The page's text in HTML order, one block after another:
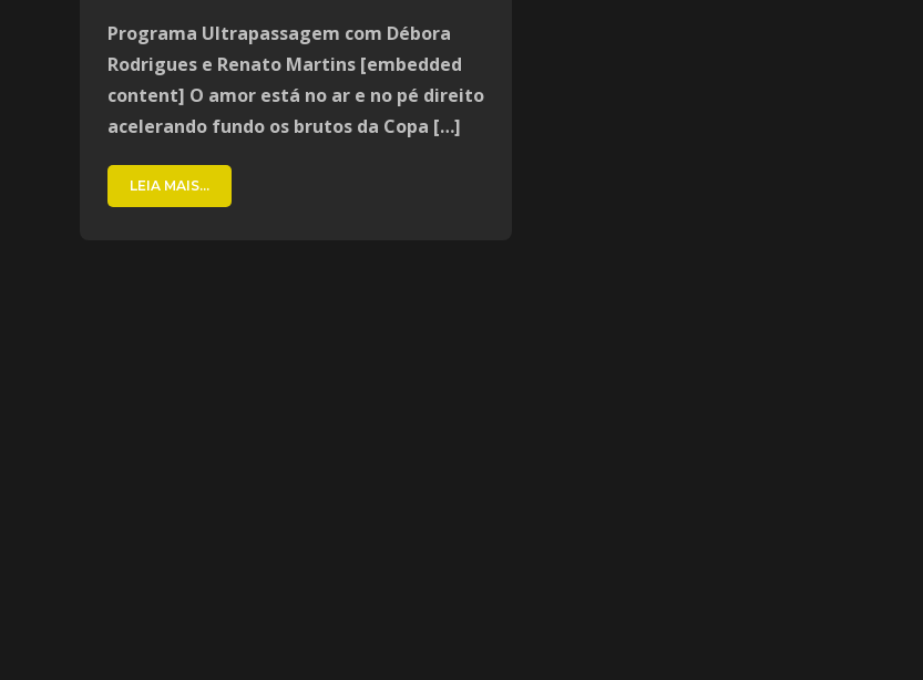
Programa Ultrapassagem com Débora
Rodrigues e Renato Martins [embedded
content] O amor está no ar e no pé direito
acelerando fundo os brutos da Copa […]
LEIA MAIS...